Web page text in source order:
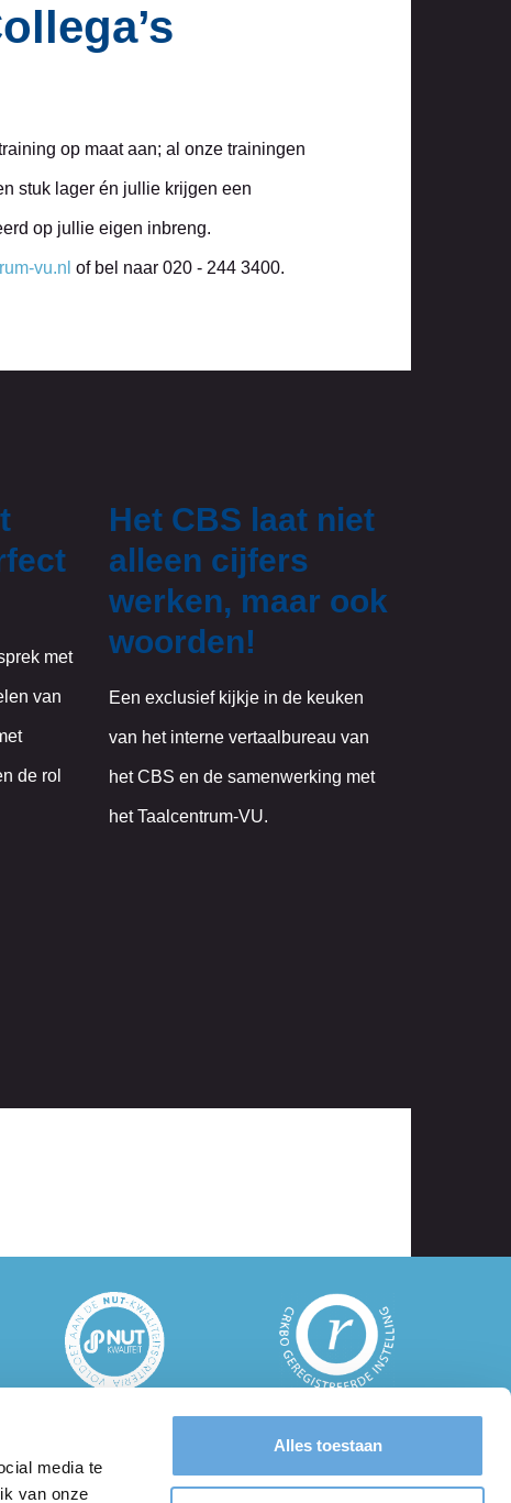
media te
van onze
Alles toestaan
op maat aan; al onze trainingen
stuk lager én jullie krijgen een
op jullie eigen inbreng.
vu.nl of bel naar 020 - 244 3400.
met
van
de rol
Het CBS laat niet
alleen cijfers
werken, maar ook
woorden!
Een exclusief kijkje in de keuken
van het interne vertaalbureau van
het CBS en de samenwerking met
het Taalcentrum-VU.
vu.nl